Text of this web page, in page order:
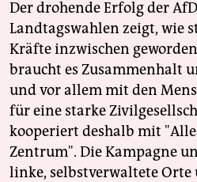
Der drohende Erfolg der
Landtagswahlen zeigt, wie
Kräfte inzwischen
braucht es Zusammenhalt
und vor allem mit den
für eine starke
kooperiert deshalb mit
Zentrum". Die Kampagne
linke, selbstverwaltete Orte